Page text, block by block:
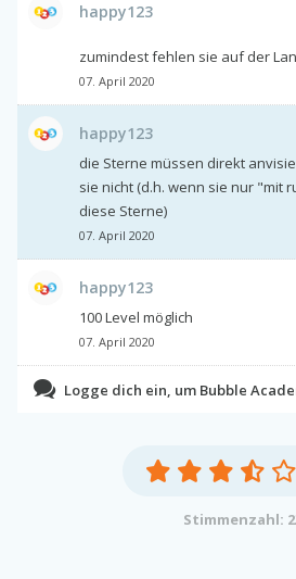
happy123
zumindest fehlen sie auf der
07. April 2020
happy123
die Sterne müssen direkt
sie nicht (d.h. wenn sie nur "mit
diese Sterne)
07. April 2020
happy123
100 Level möglich
07. April 2020
Logge dich ein, um Bubble
Stimmenzahl: